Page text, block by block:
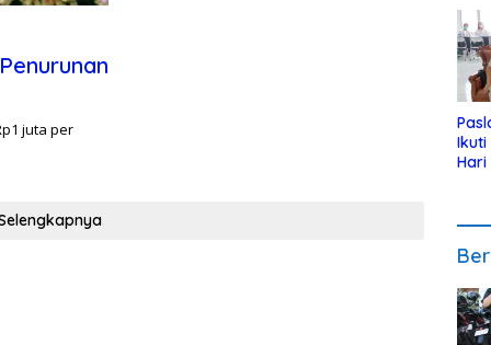
juta per
Ikuti
Hari